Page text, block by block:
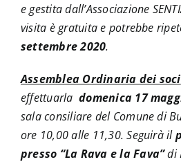
e gestita dall’Associazione
visita è gratuita e potrebbe
settembre 2020.
Assemblea Ordinaria dei soci
effettuarladomenica 17
sala consiliare del Comune di
ore 10,00 alle 11,30. Seguirà il
presso “La Rava e la Fava”di